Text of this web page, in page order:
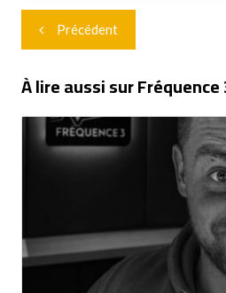
Navigation
de
l’article
Précédent
À lire aussi sur Fréquence